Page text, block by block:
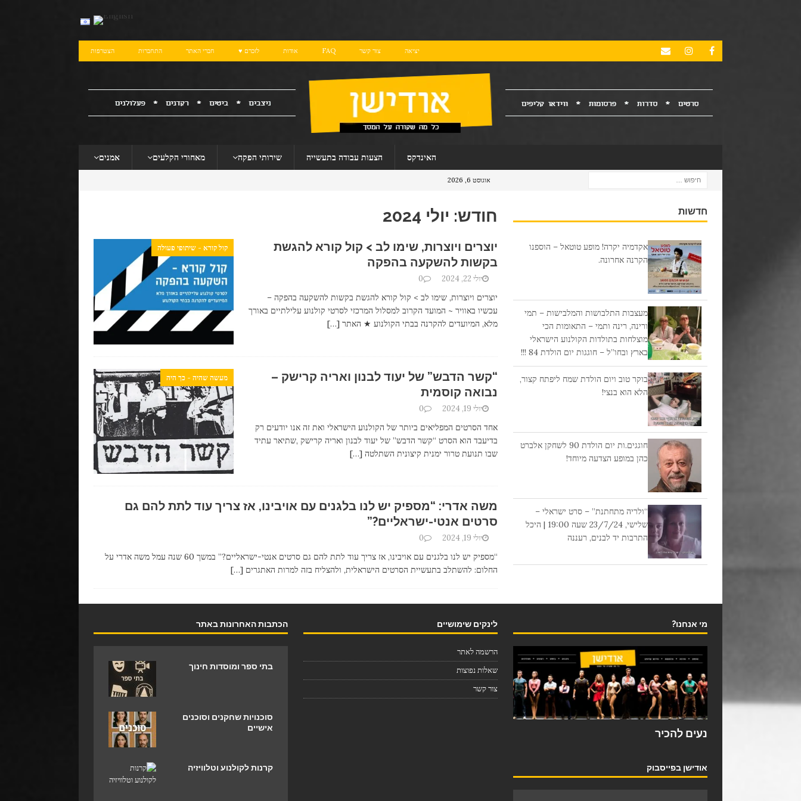
הצטרפות התחברות חברי האתר לזכרם ♥ אודות FAQ צור קשר יציאה
אמנים מאחורי הקלעים שירותי הפקה הצעות עבודה בתעשייה האינדקס
אוגוסט 6, 2026
חודש: יולי 2024
קול קורא - שיתופי פעולה
יוצרים ויוצרות, שימו לב > קול קורא להגשת
בקשות להשקעה בהפקה
יולי 22, 2024 0
יוצרים ויוצרות, שימו לב > קול קורא להגשת בקשות להשקעה בהפקה –
עכשיו באוויר ~ המועד הקרוב למסלול המרכזי לסרטי קולנוע עלילתיים באורך
מלא, המיועדים להקרנה בבתי הקולנוע ★ האתר […]
מעשה שהיה - כך היה
“קשר הדבש” של יעוד לבנון ואריה קרישק –
נבואה קוסמית
יולי 19, 2024 0
אחד הסרטים המפליאים ביותר של הקולנוע הישראלי ואת זה אנו יודעים רק
בדיעבד הוא הסרט “קשר הדבש” של יעוד לבנון ואריה קרישק ,שתיאר עתיד
שבו תנועת טרור ימנית קיצונית השתלטה […]
משה אדרי: “מספיק יש לנו בלגנים עם אויבינו, אז צריך עוד לתת להם גם
סרטים אנטי-ישראליים?”
יולי 19, 2024 0
“מספיק יש לנו בלגנים עם אויבינו, אז צריך עוד לתת להם גם סרטים אנטי-ישראליים?” במשך 60 שנה עמל משה אדרי על
החלום: להשתלב בתעשיית הסרטים הישראלית, ולהצליח בזה למרות האתגרים […]
חדשות
אקדמיה יקרה! מופע טוטאל – הוספנו
הקרנה אחרונה.
מעצבות התלבושות והמלבישות – תמי
ורינה, רינה ותמי – התאומות הכי
מוצלחות בתולדות הקולנוע הישראלי
בארץ ובחו”ל – חוגגות יום הולדת 84 !!!
בוקר טוב ויום הולדת שמח ליפתח קצור,
הלא הוא בנצי!
חוגגים.ות יום הולדת 90 לשחקן אלברט
כהן במופע הצדעה מיוחד!
“ולריה מתחתנת” – סרט ישראלי –
שלישי, 23/7/24 שעה 19:00 | היכל
התרבות יד לבנים, רעננה
הכתבות האחרונות באתר
בתי ספר ומוסדות חינוך
סוכנויות שחקנים וסוכנים
אישיים
קרנות לקולנוע וטלוויזיה
לינקים שימושיים
הרשמה לאתר
שאלות נפוצות
צור קשר
מי אנחנו?
נעים להכיר
אודישן בפייסבוק